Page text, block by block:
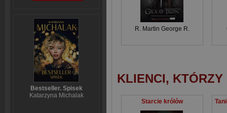
Bestseller. Spisek
Katarzyna Michalak
R. Martin George R.
KLIENCI,
Starcie królów